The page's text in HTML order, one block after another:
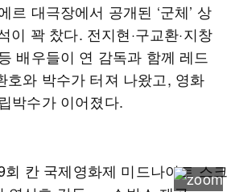
르 대극장에서 공개된 ‘군체’ 상
이 꽉 찼다. 전지현·구교환·지창
배우들이 연 감독과 함께 레드
호와 박수가 터져 나왔고, 영화
박수가 이어졌다.